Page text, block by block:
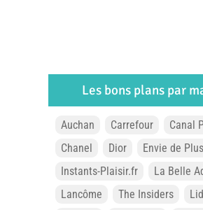
Les bons plans par
Auchan Carrefour
Canal
Chanel
Dior
Envie de Plus
Instants-Plaisir.fr
La Belle
Lancôme
The Insiders
Lidl